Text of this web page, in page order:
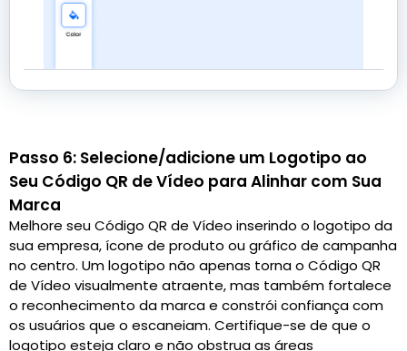
Passo 6: Selecione/adicione um Logotipo ao
Seu Código QR de Vídeo para Alinhar com Sua
Marca
Melhore seu Código QR de Vídeo inserindo o logotipo da
sua empresa, ícone de produto ou gráfico de campanha
no centro. Um logotipo não apenas torna o Código QR
de Vídeo visualmente atraente, mas também fortalece
o reconhecimento da marca e constrói confiança com
os usuários que o escaneiam. Certifique-se de que o
logotipo esteja claro e não obstrua as áreas